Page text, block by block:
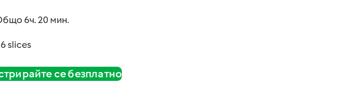
6ч. 20 мин.
slices
се безплатно